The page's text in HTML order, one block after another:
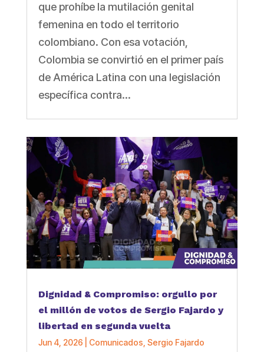
que prohíbe la mutilación genital
femenina en todo el territorio
colombiano. Con esa votación,
Colombia se convirtió en el primer país
de América Latina con una legislación
específica contra...
Dignidad & Compromiso: orgullo por
el millón de votos de Sergio Fajardo y
libertad en segunda vuelta
Jun 4, 2026 Comunicados Sergio Fajardo